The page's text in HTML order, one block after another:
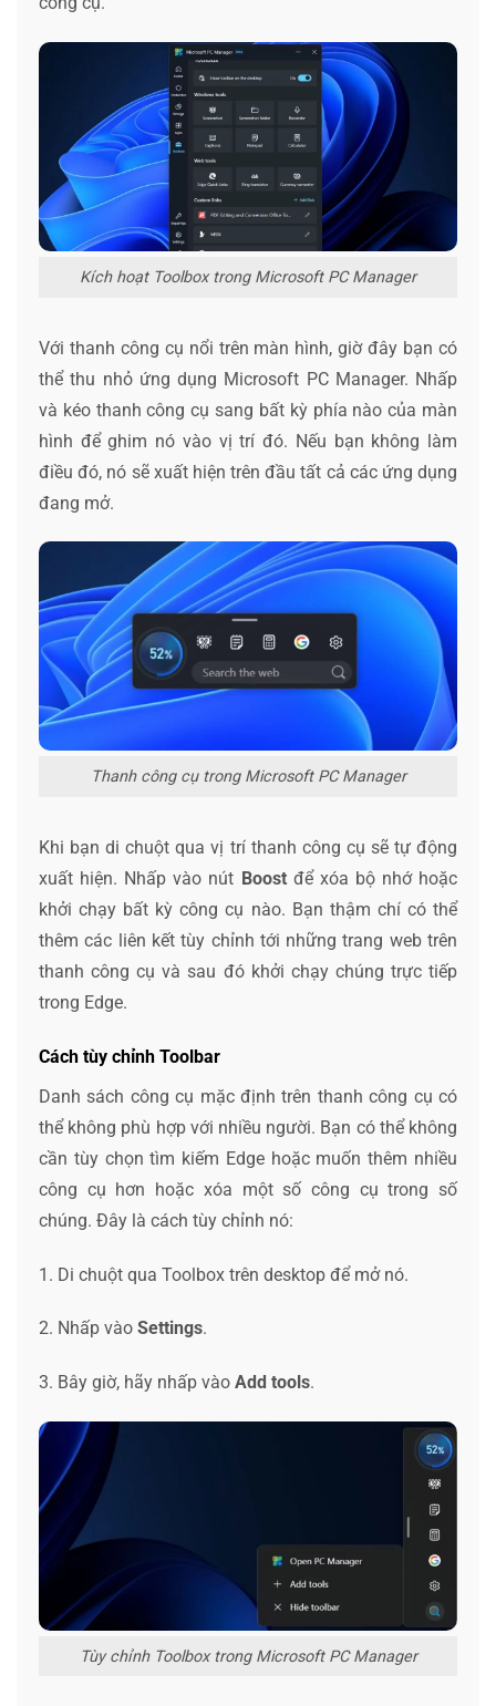
Kích hoạt Toolbox trong Microsoft PC Manager
Với thanh công cụ nổi trên màn hình, giờ đây bạn có
thể thu nhỏ ứng dụng Microsoft PC Manager. Nhấp
và kéo thanh công cụ sang bất kỳ phía nào của màn
hình để ghim nó vào vị trí đó. Nếu bạn không làm
điều đó, nó sẽ xuất hiện trên đầu tất cả các ứng dụng
đang mở.
Thanh công cụ trong Microsoft PC Manager
Khi bạn di chuột qua vị trí thanh công cụ sẽ tự động
xuất hiện. Nhấp vào nút Boostđể xóa bộ nhớ hoặc
khởi chạy bất kỳ công cụ nào. Bạn thậm chí có thể
thêm các liên kết tùy chỉnh tới những trang web trên
thanh công cụ và sau đó khởi chạy chúng trực tiếp
trong Edge.
Cách tùy chỉnh Toolbar
Danh sách công cụ mặc định trên thanh công cụ có
thể không phù hợp với nhiều người. Bạn có thể không
cần tùy chọn tìm kiếm Edge hoặc muốn thêm nhiều
công cụ hơn hoặc xóa một số công cụ trong số
chúng. Đây là cách tùy chỉnh nó:
1. Di chuột qua Toolbox trên desktop để mở nó.
2. Nhấp vào Settings.
3. Bây giờ, hãy nhấp vào Add tools.
Tùy chỉnh Toolbox trong Microsoft PC Manager